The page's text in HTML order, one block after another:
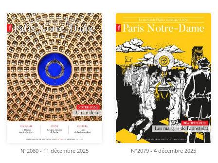
N°2080 - 11 décembre 2025 N°2079 - 4 décembre 2025